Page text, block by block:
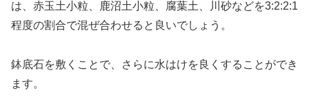
は、赤玉土小粒、鹿沼土小粒、腐葉土、川砂などを3:2:2:1
程度の割合で混ぜ合わせると良いでしょう。
鉢底石を敷くことで、さらに水はけを良くすることができ
ます。